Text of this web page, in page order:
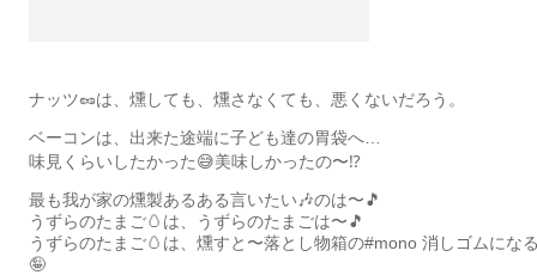
ナッツ🥜は、燻しても、燻さなくても、悪くないだろう。
ベーコンは、出来た途端に子ども達の胃袋へ…
味見くらいしたかった😅美味しかったの〜⁉️
最も我が家の燻製あるある言いたい🎶のは〜🎵
うずらのたまご🥚は、うずらのたまごは〜🎵
うずらのたまご🥚は、燻すと〜落とし物箱の#mono 消しゴムにな
🤪